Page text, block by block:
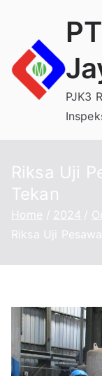
content
PJK3
Riksa Uji
Tekan
Home 2024
Riksa Uji